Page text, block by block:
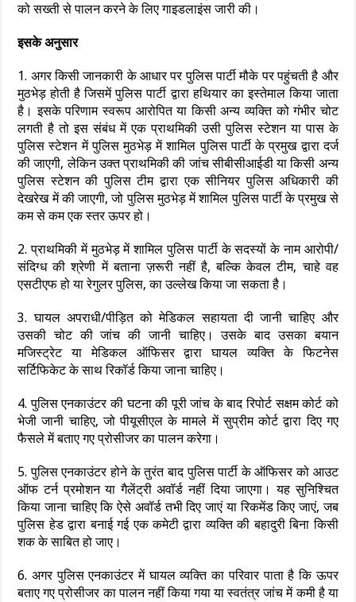
को सख्ती से पालन करने के लिए गाइडलाइंस जारी की।
इसके अनुसार
1. अगर किसी जानकारी के आधार पर पुलिस पार्टी मौके पर पहुंचती है और
मुठभेड़ होती है जिसमें पुलिस पार्टी द्वारा हथियार का इस्तेमाल किया जाता
है। इसके परिणाम स्वरूप आरोपित या किसी अन्य व्यक्ति को गंभीर चोट
लगती है तो इस संबंध में एक प्राथमिकी उसी पुलिस स्टेशन या पास के
पुलिस स्टेशन में पुलिस मुठभेड़ में शामिल पुलिस पार्टी के प्रमुख द्वारा दर्ज
की जाएगी, लेकिन उक्त प्राथमिकी की जांच सीबीसीआईडी या किसी अन्य
पुलिस स्टेशन की पुलिस टीम द्वारा एक सीनियर पुलिस अधिकारी की
देखरेख में की जाएगी, जो पुलिस मुठभेड़ में शामिल पुलिस पार्टी के प्रमुख से
कम से कम एक स्तर ऊपर हो।
2. प्राथमिकी में मुठभेड़ में शामिल पुलिस पार्टी के सदस्यों के नाम आरोपी/
संदिग्ध की श्रेणी में बताना ज़रूरी नहीं है, बल्कि केवल टीम, चाहे वह
एसटीएफ हो या रेगुलर पुलिस, का उल्लेख किया जा सकता है।
3. घायल अपराधी/पीड़ित को मेडिकल सहायता दी जानी चाहिए और
उसकी चोट की जांच की जानी चाहिए। उसके बाद उसका बयान
मजिस्ट्रेट या मेडिकल ऑफिसर द्वारा घायल व्यक्ति के फिटनेस
सर्टिफिकेट के साथ रिकॉर्ड किया जाना चाहिए।
4. पुलिस एनकाउंटर की घटना की पूरी जांच के बाद रिपोर्ट सक्षम कोर्ट को
भेजी जानी चाहिए, जो पीयूसीएल के मामले में सुप्रीम कोर्ट द्वारा दिए गए
फैसले में बताए गए प्रोसीजर का पालन करेगा।
5. पुलिस एनकाउंटर होने के तुरंत बाद पुलिस पार्टी के ऑफिसर को आउट
ऑफ टर्न प्रमोशन या गैलेंट्री अवॉर्ड नहीं दिया जाएगा। यह सुनिश्चित
किया जाना चाहिए कि ऐसे अवॉर्ड तभी दिए जाएं या रिकमेंड किए जाएं, जब
पुलिस हेड द्वारा बनाई गई एक कमेटी द्वारा व्यक्ति की बहादुरी बिना किसी
शक के साबित हो जाए।
6. अगर पुलिस एनकाउंटर में घायल व्यक्ति का परिवार पाता है कि ऊपर
बताए गए प्रोसीजर का पालन नहीं किया गया या स्वतंत्र जांच में कमी है या